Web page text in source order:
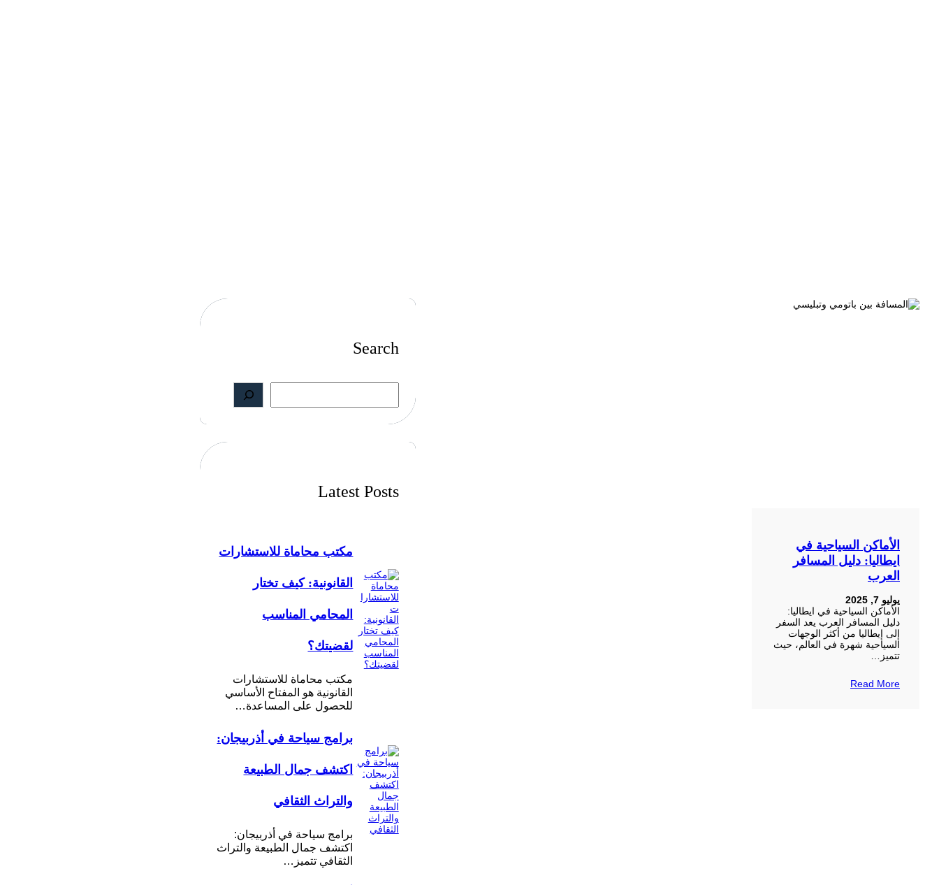
الأماكن السياحية في
ايطاليا: دليل المسافر
العرب
يوليو 7, 2025
الأماكن السياحية في ايطاليا:
دليل المسافر العرب يعد السفر
إلى إيطاليا من أكثر الوجهات
السياحية شهرة في العالم، حيث
تتميز…
Read More
Search
a
r
Latest Posts
مكتب محاماة للاستشارات
القانونية: كيف تختار
المحامي المناسب
لقضيتك؟
مكتب محاماة للاستشارات
القانونية هو المفتاح الأساسي
للحصول على المساعدة…
برامج سياحة في أذربيجان:
اكتشف جمال الطبيعة
والتراث الثقافي
برامج سياحة في أذربيجان:
اكتشف جمال الطبيعة والتراث
الثقافي تتميز…